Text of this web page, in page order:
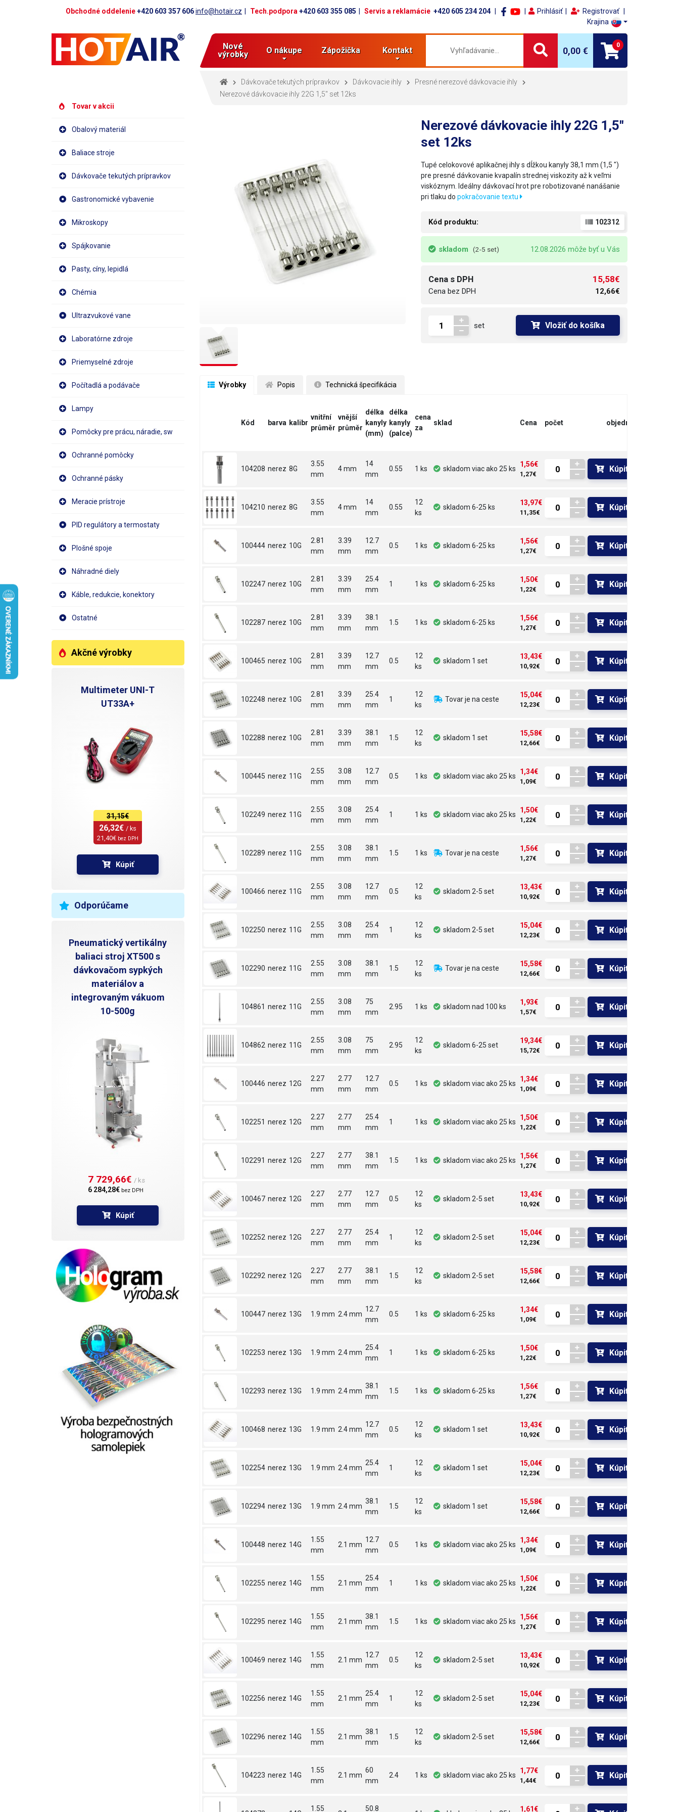
Obchodné oddelenie+420 603 357 606info@hotair.cz Tech.podpora +420 603 355 085 Servis a reklamácie +420 605 234 204 Prihlásiť
Registrovať
Krajina
Nové
výrobky
O nákupe Zápožička Kontakt 0,00 €
0
Tovar v akcii
Obalový materiál
Baliace stroje
Dávkovače tekutých prípravkov
Gastronomické vybavenie
Mikroskopy
Spájkovanie
Pasty, cíny, lepidlá
Chémia
Ultrazvukové vane
Laboratórne zdroje
Priemyselné zdroje
Počítadlá a podávače
Lampy
Pomôcky pre prácu, náradie, sw
Ochranné pomôcky
Ochranné pásky
Meracie prístroje
PID regulátory a termostaty
Plošné spoje
Náhradné diely
Káble, redukcie, konektory
Ostatné
Akčné výrobky
Multimeter UNI-T
UT33A+
31,15€
26,32€ / ks
21,40€ bez DPH
Kúpiť
Odporúčame
Pneumatický vertikálny
baliaci stroj XT500 s
dávkovačom sypkých
materiálov a
integrovaným vákuom
10-500g
7 729,66€ / ks
6 284,28€ bez DPH
Kúpiť
Dávkovače tekutých prípravkov Dávkovacie ihly
Presné nerezové dávkovacie ihly
Nerezové dávkovacie ihly 22G 1,5" set 12ks
Nerezové dávkovacie ihly 22G 1,5"
set 12ks
Tupé celokovové aplikačnej ihly s dĺžkou kanyly 38,1 mm (1,5 ")
pre presné dávkovanie kvapalín strednej viskozity až k veľmi
viskóznym. Ideálny dávkovací hrot pre robotizované nanášanie
pri tlaku dopokračovanie textu
Kód produktu: 102312
skladom (2-5 set) 12.08.2026 môže byť u Vás
Cena s DPH
Cena bez DPH
15,58€
12,66€
set Vložiť do košíka
Výrobky Popis Technická špecifikácia
Kód barva kalibr
vnitřní
průměr
vnější
průměr
délka
kanyly
(mm)
délka
kanyly
(palce)
cena
za
sklad Cena počet objednať
104208 nerez 8G
3.55
mm
4 mm
14
mm
0.55 1 ks skladom viac ako 25 ks
1,56€
1,27€
Kúpiť
104210 nerez 8G
3.55
mm
4 mm
14
mm
0.55
12
ks
skladom 6-25 ks
13,97€
11,35€
Kúpiť
100444 nerez 10G
2.81
mm
3.39
mm
12.7
mm
0.5 1 ks skladom 6-25 ks
1,56€
1,27€
Kúpiť
102247 nerez 10G
2.81
mm
3.39
mm
25.4
mm
1 1 ks skladom 6-25 ks
1,50€
1,22€
Kúpiť
102287 nerez 10G
2.81
mm
3.39
mm
38.1
mm
1.5 1 ks skladom 6-25 ks
1,56€
1,27€
Kúpiť
100465 nerez 10G
2.81
mm
3.39
mm
12.7
mm
0.5
12
ks
skladom 1 set
13,43€
10,92€
Kúpiť
102248 nerez 10G
2.81
mm
3.39
mm
25.4
mm
1
12
ks
Tovar je na ceste
15,04€
12,23€
Kúpiť
102288 nerez 10G
2.81
mm
3.39
mm
38.1
mm
1.5
12
ks
skladom 1 set
15,58€
12,66€
Kúpiť
100445 nerez 11G
2.55
mm
3.08
mm
12.7
mm
0.5 1 ks skladom viac ako 25 ks
1,34€
1,09€
Kúpiť
102249 nerez 11G
2.55
mm
3.08
mm
25.4
mm
1 1 ks skladom viac ako 25 ks
1,50€
1,22€
Kúpiť
102289 nerez 11G
2.55
mm
3.08
mm
38.1
mm
1.5 1 ks Tovar je na ceste
1,56€
1,27€
Kúpiť
100466 nerez 11G
2.55
mm
3.08
mm
12.7
mm
0.5
12
ks
skladom 2-5 set
13,43€
10,92€
Kúpiť
102250 nerez 11G
2.55
mm
3.08
mm
25.4
mm
1
12
ks
skladom 2-5 set
15,04€
12,23€
Kúpiť
102290 nerez 11G
2.55
mm
3.08
mm
38.1
mm
1.5
12
ks
Tovar je na ceste
15,58€
12,66€
Kúpiť
104861 nerez 11G
2.55
mm
3.08
mm
75
mm
2.95 1 ks skladom nad 100 ks
1,93€
1,57€
Kúpiť
104862 nerez 11G
2.55
mm
3.08
mm
75
mm
2.95
12
ks
skladom 6-25 set
19,34€
15,72€
Kúpiť
100446 nerez 12G
2.27
mm
2.77
mm
12.7
mm
0.5 1 ks skladom viac ako 25 ks
1,34€
1,09€
Kúpiť
102251 nerez 12G
2.27
mm
2.77
mm
25.4
mm
1 1 ks skladom viac ako 25 ks
1,50€
1,22€
Kúpiť
102291 nerez 12G
2.27
mm
2.77
mm
38.1
mm
1.5 1 ks skladom viac ako 25 ks
1,56€
1,27€
Kúpiť
100467 nerez 12G
2.27
mm
2.77
mm
12.7
mm
0.5
12
ks
skladom 2-5 set
13,43€
10,92€
Kúpiť
102252 nerez 12G
2.27
mm
2.77
mm
25.4
mm
1
12
ks
skladom 2-5 set
15,04€
12,23€
Kúpiť
102292 nerez 12G
2.27
mm
2.77
mm
38.1
mm
1.5
12
ks
skladom 2-5 set
15,58€
12,66€
Kúpiť
100447 nerez 13G 1.9 mm 2.4 mm
12.7
mm
0.5 1 ks skladom 6-25 ks
1,34€
1,09€
Kúpiť
102253 nerez 13G 1.9 mm 2.4 mm
25.4
mm
1 1 ks skladom 6-25 ks
1,50€
1,22€
Kúpiť
102293 nerez 13G 1.9 mm 2.4 mm
38.1
mm
1.5 1 ks skladom 6-25 ks
1,56€
1,27€
Kúpiť
100468 nerez 13G 1.9 mm 2.4 mm
12.7
mm
0.5
12
ks
skladom 1 set
13,43€
10,92€
Kúpiť
102254 nerez 13G 1.9 mm 2.4 mm
25.4
mm
1
12
ks
skladom 1 set
15,04€
12,23€
Kúpiť
102294 nerez 13G 1.9 mm 2.4 mm
38.1
mm
1.5
12
ks
skladom 1 set
15,58€
12,66€
Kúpiť
100448 nerez 14G
1.55
mm
2.1 mm
12.7
mm
0.5 1 ks skladom viac ako 25 ks
1,34€
1,09€
Kúpiť
102255 nerez 14G
1.55
mm
2.1 mm
25.4
mm
1 1 ks skladom viac ako 25 ks
1,50€
1,22€
Kúpiť
102295 nerez 14G
1.55
mm
2.1 mm
38.1
mm
1.5 1 ks skladom viac ako 25 ks
1,56€
1,27€
Kúpiť
100469 nerez 14G
1.55
mm
2.1 mm
12.7
mm
0.5
12
ks
skladom 2-5 set
13,43€
10,92€
Kúpiť
102256 nerez 14G
1.55
mm
2.1 mm
25.4
mm
1
12
ks
skladom 2-5 set
15,04€
12,23€
Kúpiť
102296 nerez 14G
1.55
mm
2.1 mm
38.1
mm
1.5
12
ks
skladom 2-5 set
15,58€
12,66€
Kúpiť
104223 nerez 14G
1.55
mm
2.1 mm
60
mm
2.4 1 ks skladom viac ako 25 ks
1,77€
1,44€
Kúpiť
1.55 50.8 1,61€